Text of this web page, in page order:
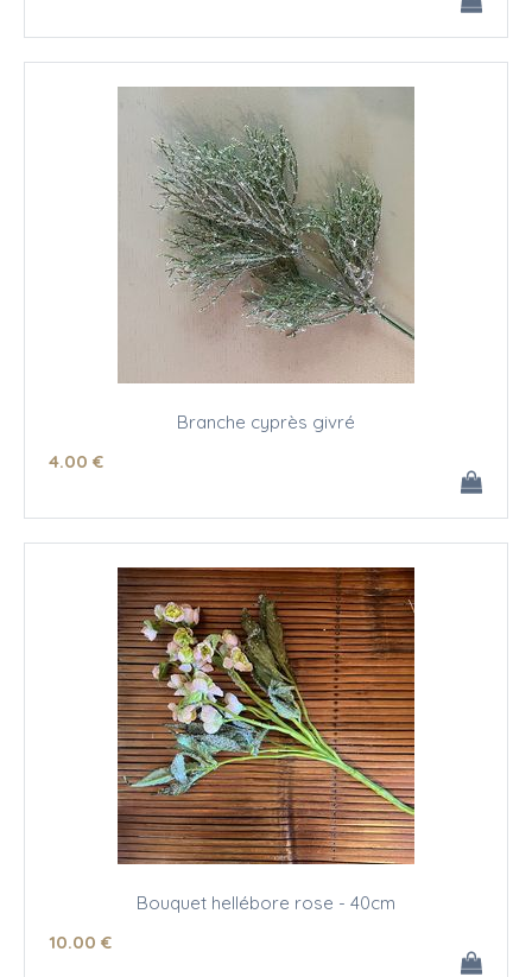
Branche cyprès givré
4.00 €
Bouquet hellébore rose - 40cm
10.00 €